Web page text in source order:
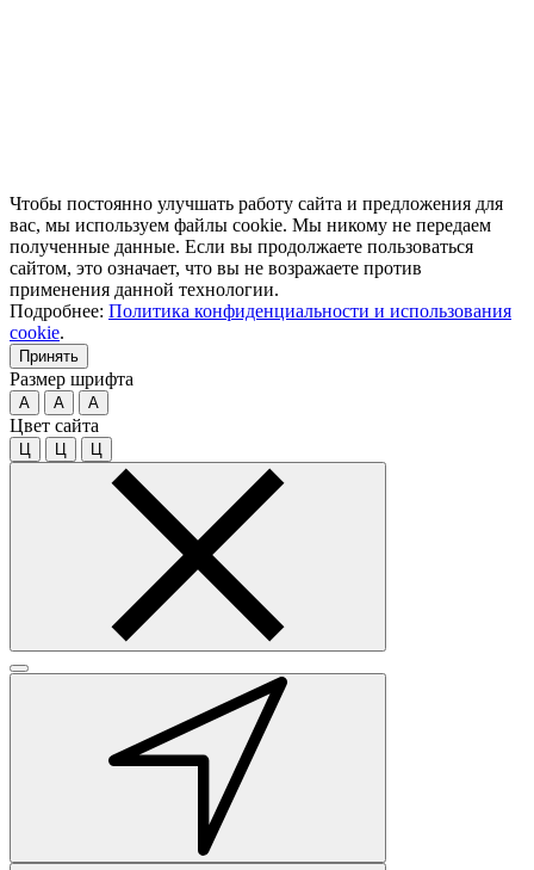
Чтобы постоянно улучшать работу сайта и предложения для
вас, мы используем файлы cookie. Мы никому не передаем
полученные данные. Если вы продолжаете пользоваться
сайтом, это означает, что вы не возражаете против
применения данной технологии.
Подробнее: Политика конфиденциальности и использования
cookie.
Принять
Размер шрифта
A A A
Цвет сайта
Ц Ц Ц